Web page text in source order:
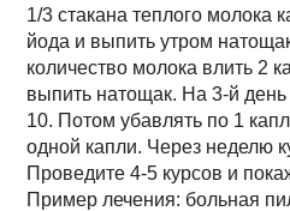
1/3 стакана теплого молока
йода и выпить утром
количество молока влить 2
выпить натощак. На 3-й
10. Потом убавлять по 1
одной капли. Через неделю
Проведите 4-5 курсов и
Пример лечения: больная